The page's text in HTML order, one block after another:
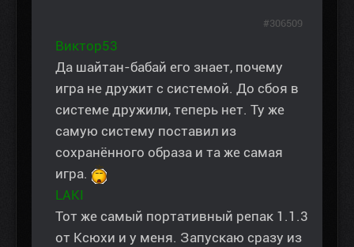
Виктор53
Да шайтан-бабай его знает, почему
игра не дружит с системой. До сбоя в
системе дружили, теперь нет. Ту же
самую систему поставил из
сохранённого образа и та же самая
игра.
LAKI
Тот же самый портативный репак 1.1.3
от Ксюхи и у меня. Запускаю сразу из
#306509